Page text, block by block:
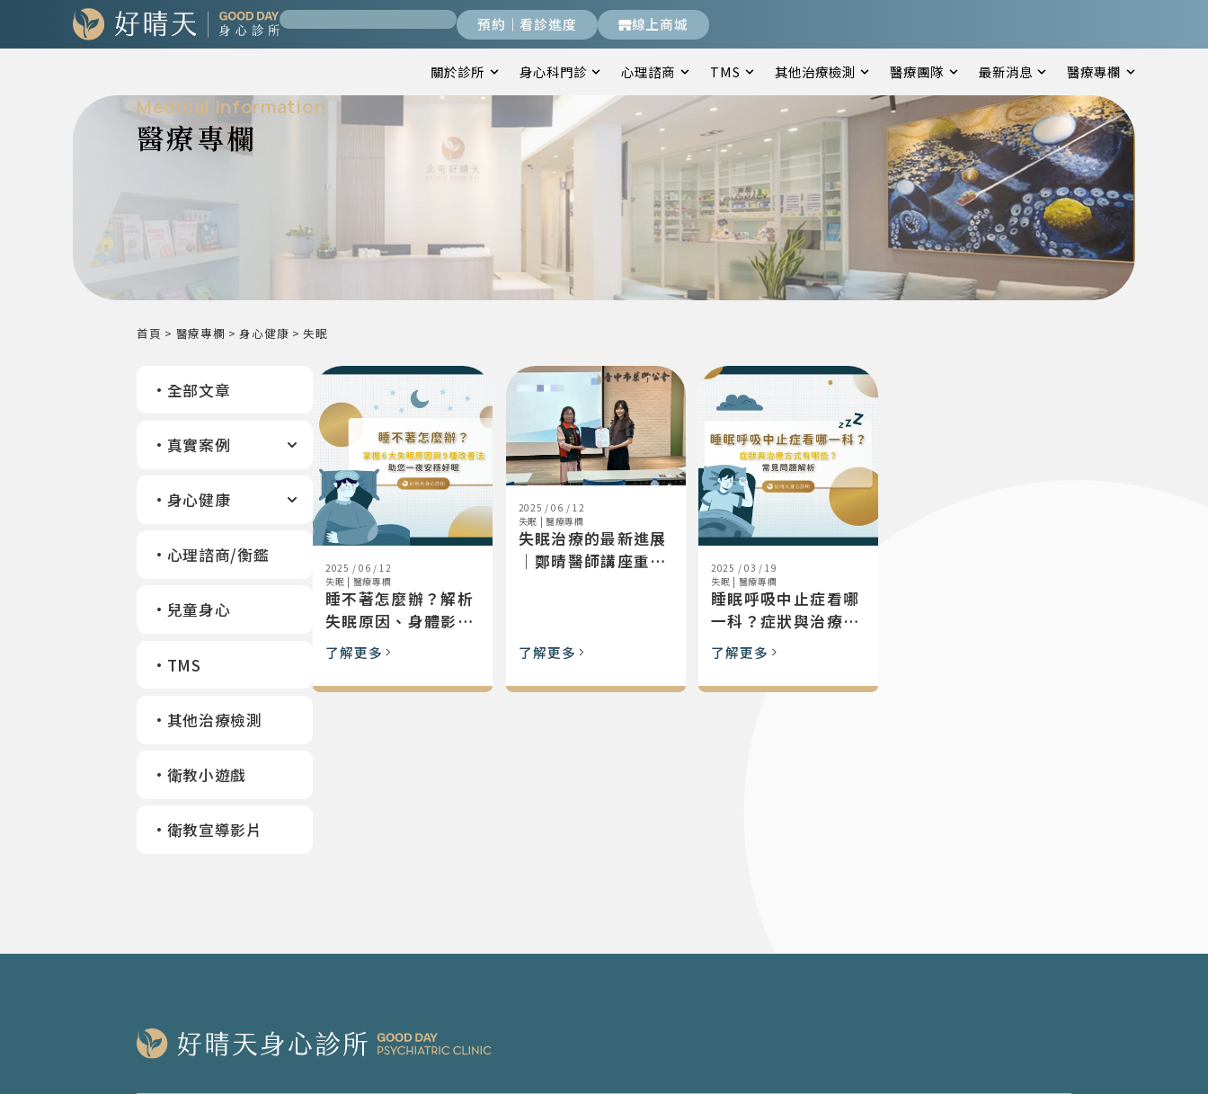
預約｜看診進度 線上商城
關於診所 身心科門診 心理諮商 TMS 其他治療檢測 醫療團隊 最新消息 醫療專欄
Medical Information
醫療專欄
首頁 > 醫療專欄 >身心健康 >失眠
全部文章
真實案例
身心健康
心理諮商/衡鑑
兒童身心
TMS
其他治療檢測
衛教小遊戲
衛教宣導影片
2025 / 06 / 12
失眠 | 醫療專欄
睡不著怎麼辦？解析
失眠原因、身體影響
與9招改善睡眠方法
了解更多
2025 / 06 / 12
失眠 |醫療專欄
失眠治療的最新進展
｜鄭晴醫師講座重點
了解更多
2025 / 03 / 19
失眠 | 醫療專欄
睡眠呼吸中止症看哪
一科？症狀與治療方
式有哪些？常見問題
解析
了解更多